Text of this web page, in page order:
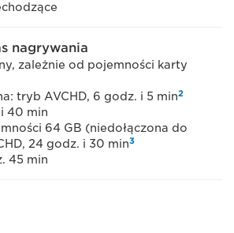
nagrywania
zależnie od pojemności karty
tryb AVCHD, 6 godz. i 5 min2
40 min
64 GB (niedołączona do
24 godz. i 30 min3
45 min